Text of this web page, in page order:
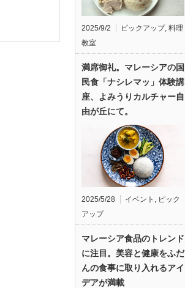
2025/9/2 ピックアップ, 料理
教室
満席御礼。マレーシアの国
民食「ナシレマッ」体験講
座、よみうりカルチャー自
由が丘にて。
2025/5/28 イベント , ピック
アップ
マレーシア食品のトレンド
に注目。美容と健康をふだ
んの食事に取り入れるアイ
デアが満載